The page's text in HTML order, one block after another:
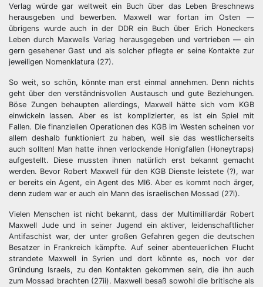
Verlag würde gar weltweit ein Buch über das Leben Breschnews
herausgeben und bewerben. Maxwell war fortan im Osten —
übrigens wurde auch in der DDR ein Buch über Erich Honeckers
Leben durch Maxwells Verlag herausgegeben und vertrieben — ein
gern gesehener Gast und als solcher pflegte er seine Kontakte zur
jeweiligen Nomenklatura (27).
So weit, so schön, könnte man erst einmal annehmen. Denn nichts
geht über den verständnisvollen Austausch und gute Beziehungen.
Böse Zungen behaupten allerdings, Maxwell hätte sich vom KGB
einwickeln lassen. Aber es ist komplizierter, es ist ein Spiel mit
Fallen. Die finanziellen Operationen des KGB im Westen scheinen vor
allem deshalb funktioniert zu haben, weil sie das westlicherseits
auch sollten! Man hatte ihnen verlockende Honigfallen (Honeytraps)
aufgestellt. Diese mussten ihnen natürlich erst bekannt gemacht
werden. Bevor Robert Maxwell für den KGB Dienste leistete (?), war
er bereits ein Agent, ein Agent des MI6. Aber es kommt noch ärger,
denn zudem war er auch ein Mann des israelischen Mossad (27i).
Vielen Menschen ist nicht bekannt, dass der Multimilliardär Robert
Maxwell Jude und in seiner Jugend ein aktiver, leidenschaftlicher
Antifaschist war, der unter großen Gefahren gegen die deutschen
Besatzer in Frankreich kämpfte. Auf seiner abenteuerlichen Flucht
strandete Maxwell in Syrien und dort könnte es, noch vor der
Gründung Israels, zu den Kontakten gekommen sein, die ihn auch
zum Mossad brachten (27ii). Maxwell besaß sowohl die britische als